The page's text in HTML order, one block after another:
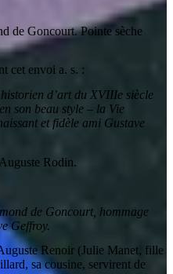
de Goncourt. Pointe sèche
cet envoi a. s. :
d’art du XVIIIe siècle
son beau style – la Vie
et fidèle ami Gustave
Rodin.
de Goncourt, hommage
Geffroy.
Renoir (Julie Manet, fille
sa cousine, servirent de